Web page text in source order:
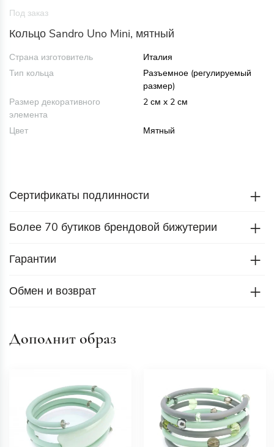
Под заказ
Кольцо Sandro Uno Mini, мятный
Страна изготовитель
Италия
Тип кольца
Разъемное (регулируемый
размер)
Размер декоративного
элемента
2 см x 2 см
Цвет Мятный
Сертификаты подлинности
Более 70 бутиков брендовой бижутерии
Гарантии
Обмен и возврат
Дополнит образ